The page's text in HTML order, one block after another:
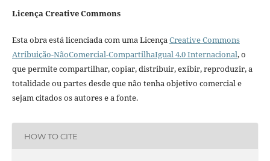
Licença Creative Commons
Esta obra está licenciada com uma LicençaCreative Commons
Atribuição-NãoComercial-CompartilhaIgual 4.0 Internacional, o
que permite compartilhar, copiar, distribuir, exibir, reproduzir, a
totalidade ou partes desde que não tenha objetivo comercial e
sejam citados os autores e a fonte.
HOW TO CITE